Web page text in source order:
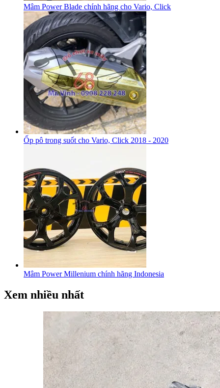
Mâm Power Blade chính hãng cho Vario, Click
Ốp pô trong suốt cho Vario, Click 2018 - 2020
Mâm Power Millenium chính hãng Indonesia
Xem nhiều nhất